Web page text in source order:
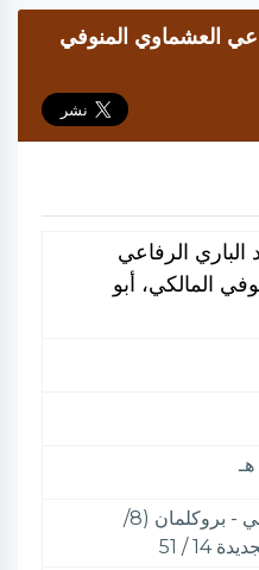
العشماوي المنوفي
الرفاعي
المالكي، أبو
تاريخ الأدب العربي - بروكلمان (8/